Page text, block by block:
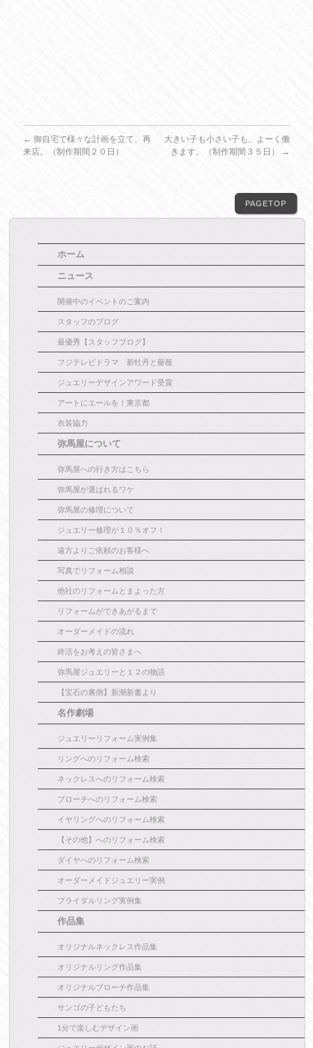
← 御自宅で様々な計画を立て、再
来店。（制作期間２０日）
大きい子も小さい子も、よーく働
きます。（制作期間３５日）
→
PAGETOP
ホーム
ニュース
開催中のイベントのご案内
スタッフのブログ
最優秀【スタッフブログ】
フジテレビドラマ 新牡丹と薔薇
ジュエリーデザインアワード受賞
アートにエールを！東京都
衣装協力
弥馬屋について
弥馬屋への行き方はこちら
弥馬屋が選ばれるワケ
弥馬屋の修理について
ジュエリー修理が１０％オフ！
遠方よりご依頼のお客様へ
写真でリフォーム相談
他社のリフォームとまよった方
リフォームができあがるまで
オーダーメイドの流れ
終活をお考えの皆さまへ
弥馬屋ジュエリーと１２の物語
【宝石の裏側】新潮新書より
名作劇場
ジュエリーリフォーム実例集
リングへのリフォーム検索
ネックレスへのリフォーム検索
ブローチへのリフォーム検索
イヤリングへのリフォーム検索
【その他】へのリフォーム検索
ダイヤへのリフォーム検索
オーダーメイドジュエリー実例
ブライダルリング実例集
作品集
オリジナルネックレス作品集
オリジナルリング作品集
オリジナルブローチ作品集
サンゴの子どもたち
1分で楽しむデザイン画